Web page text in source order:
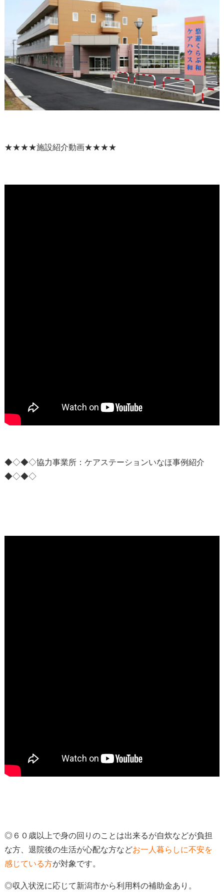
★★★★施設紹介動画★★★★
◆◇◆◇協力事業所：ケアステーションいなほ事例紹介
◆◇◆◇
◎６０歳以上で身の回りのことは出来るが自炊などが負担
な方、退院後の生活が心配な方などお一人暮らしに不安を
感じている方が対象です。
◎収入状況に応じて新潟市から利用料の補助金あり。